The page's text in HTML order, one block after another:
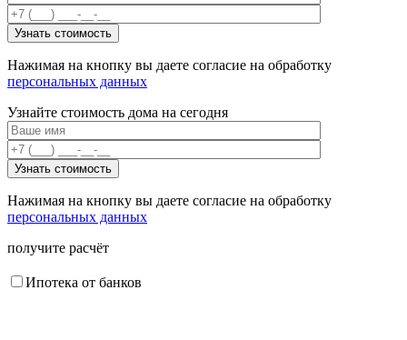
Нажимая на кнопку вы даете согласие на обработку
персональных данных
Узнайте стоимость дома на сегодня
Нажимая на кнопку вы даете согласие на обработку
персональных данных
получите расчёт
Ипотека от банков